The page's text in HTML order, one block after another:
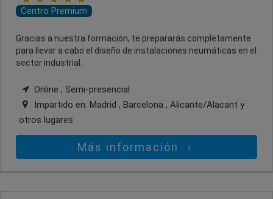
Centro Premium
Gracias a nuestra formación, te prepararás completamente
para llevar a cabo el diseño de instalaciones neumáticas en el
sector industrial.
Online , Semi-presencial
Impartido en: Madrid , Barcelona , Alicante/Alacant y
otros lugares
Más información